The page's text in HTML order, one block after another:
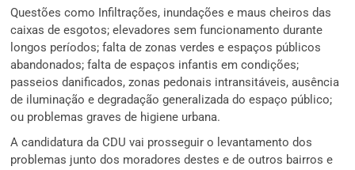
Questões como Infiltrações, inundações e maus cheiros das
caixas de esgotos; elevadores sem funcionamento durante
longos períodos; falta de zonas verdes e espaços públicos
abandonados; falta de espaços infantis em condições;
passeios danificados, zonas pedonais intransitáveis, ausência
de iluminação e degradação generalizada do espaço público;
ou problemas graves de higiene urbana.
A candidatura da CDU vai prosseguir o levantamento dos
problemas junto dos moradores destes e de outros bairros e